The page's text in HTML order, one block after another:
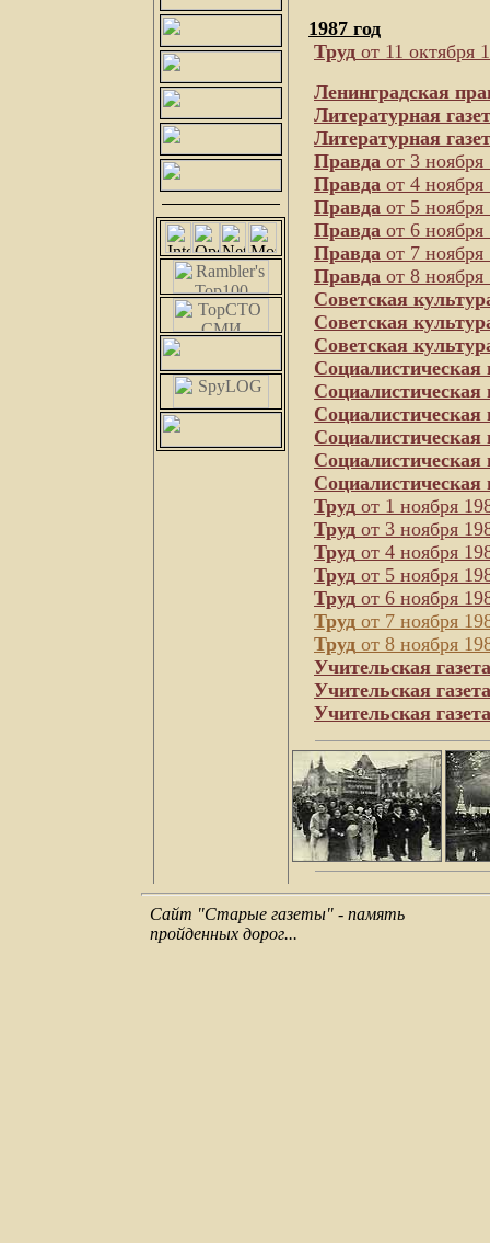
1987 год
Труд от 11 октября
Ленинградская
Литературная
Литературная
Правда от 3 ноября
Правда от 4 ноября
Правда от 5 ноября
Правда от 6 ноября
Правда от 7 ноября
Правда от 8 ноября
Советская
Советская
Советская
Социалистическая
Социалистическая
Социалистическая
Социалистическая
Социалистическая
Социалистическая
Труд от 1 ноября
Труд от 3 ноября
Труд от 4 ноября
Труд от 5 ноября
Труд от 6 ноября
Труд от 7 ноября
Труд от 8 ноября
Учительская газета
Учительская газета
Учительская газета
Сайт "Старые газеты" - память
пройденных дорог...